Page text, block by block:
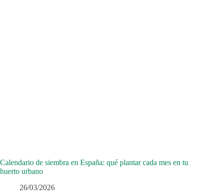
Calendario de siembra en España: qué plantar cada mes en tu
huerto urbano
26/03/2026